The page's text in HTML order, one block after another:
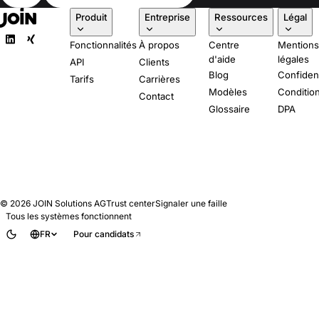
Produit
Fonctionnalités
API
Tarifs
Entreprise
À propos
Clients
Carrières
Contact
Ressources
Centre
d'aide
Blog
Modèles
Glossaire
Légal
Mentions
légales
DPA
© 2026 JOIN Solutions AGTrust centerSignaler une faille
Tous les systèmes fonctionnent
FR
Pour candidats